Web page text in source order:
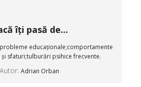
îți pasă de...
educaționale;comportamente
sfaturi;tulburări psihice frecvente.
Autor: Adrian Orban